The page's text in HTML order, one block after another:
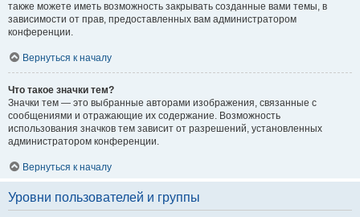
также можете иметь возможность закрывать созданные вами темы, в
зависимости от прав, предоставленных вам администратором
конференции.
Вернуться к началу
Что такое значки тем?
Значки тем — это выбранные авторами изображения, связанные с
сообщениями и отражающие их содержание. Возможность
использования значков тем зависит от разрешений, установленных
администратором конференции.
Вернуться к началу
Уровни пользователей и группы